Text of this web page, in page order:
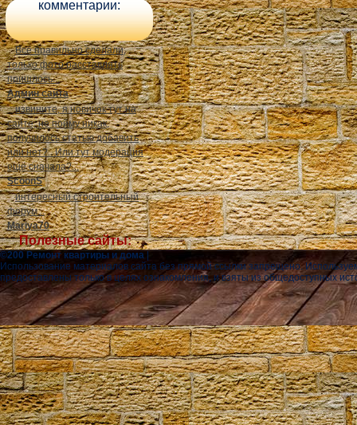
комментарии:
Всё правильно сделали,
только фото расставлять
пришлось...
Админ сайта
извините, я новичок тут на
сайте, не пойму никак,
получилось статью добавить
или нет?.. Или тут модерация
ещё сначала?...
ScoonS
интересный строительный
форум...
Mariya70
Полезные сайты:
©200 Ремонт квартиры и дома
Использование материалов сайта без прямой ссылки запрещено.
предоставлены только в целях ознакомления, и взяты из общедоступных